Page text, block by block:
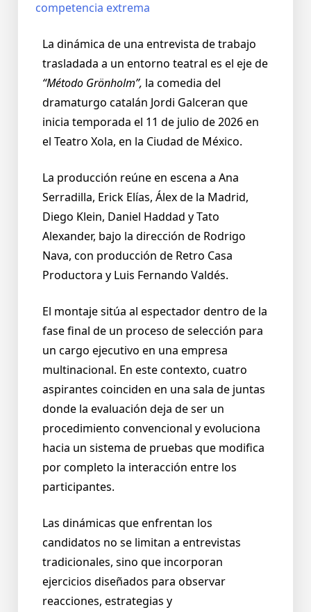
La dinámica de una entrevista de trabajo
trasladada a un entorno teatral es el eje de
“Método Grönholm”, la comedia del
dramaturgo catalán Jordi Galceran que
inicia temporada el 11 de julio de 2026 en
el Teatro Xola, en la Ciudad de México.
La producción reúne en escena a Ana
Serradilla, Erick Elías, Álex de la Madrid,
Diego Klein, Daniel Haddad y Tato
Alexander, bajo la dirección de Rodrigo
Nava, con producción de Retro Casa
Productora y Luis Fernando Valdés.
El montaje sitúa al espectador dentro de la
fase final de un proceso de selección para
un cargo ejecutivo en una empresa
multinacional. En este contexto, cuatro
aspirantes coinciden en una sala de juntas
donde la evaluación deja de ser un
procedimiento convencional y evoluciona
hacia un sistema de pruebas que modifica
por completo la interacción entre los
participantes.
Las dinámicas que enfrentan los
candidatos no se limitan a entrevistas
tradicionales, sino que incorporan
ejercicios diseñados para observar
reacciones, estrategias y